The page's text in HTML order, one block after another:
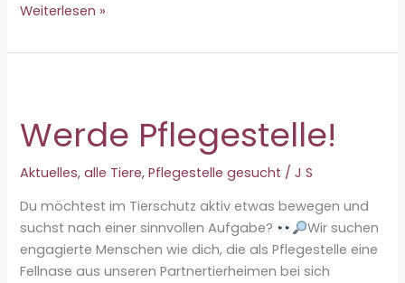
Vorkontrolle
kurz
Weiterlesen »
Werde Pflegestelle!
Aktuelles,alle Tiere,Pflegestelle gesucht /J S
Du möchtest im Tierschutz aktiv etwas bewegen und
suchst nach einer sinnvollen Aufgabe?
Wir suchen
engagierte Menschen wie dich, die als Pflegestelle eine
Fellnase aus unseren Partnertierheimen bei sich